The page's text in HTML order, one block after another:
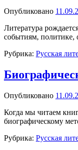
Опубликовано
Литература
событиям, политике,
Рубрика: Русская
Опубликовано
Когда мы читаем
биографическому
Рубрика: Русская